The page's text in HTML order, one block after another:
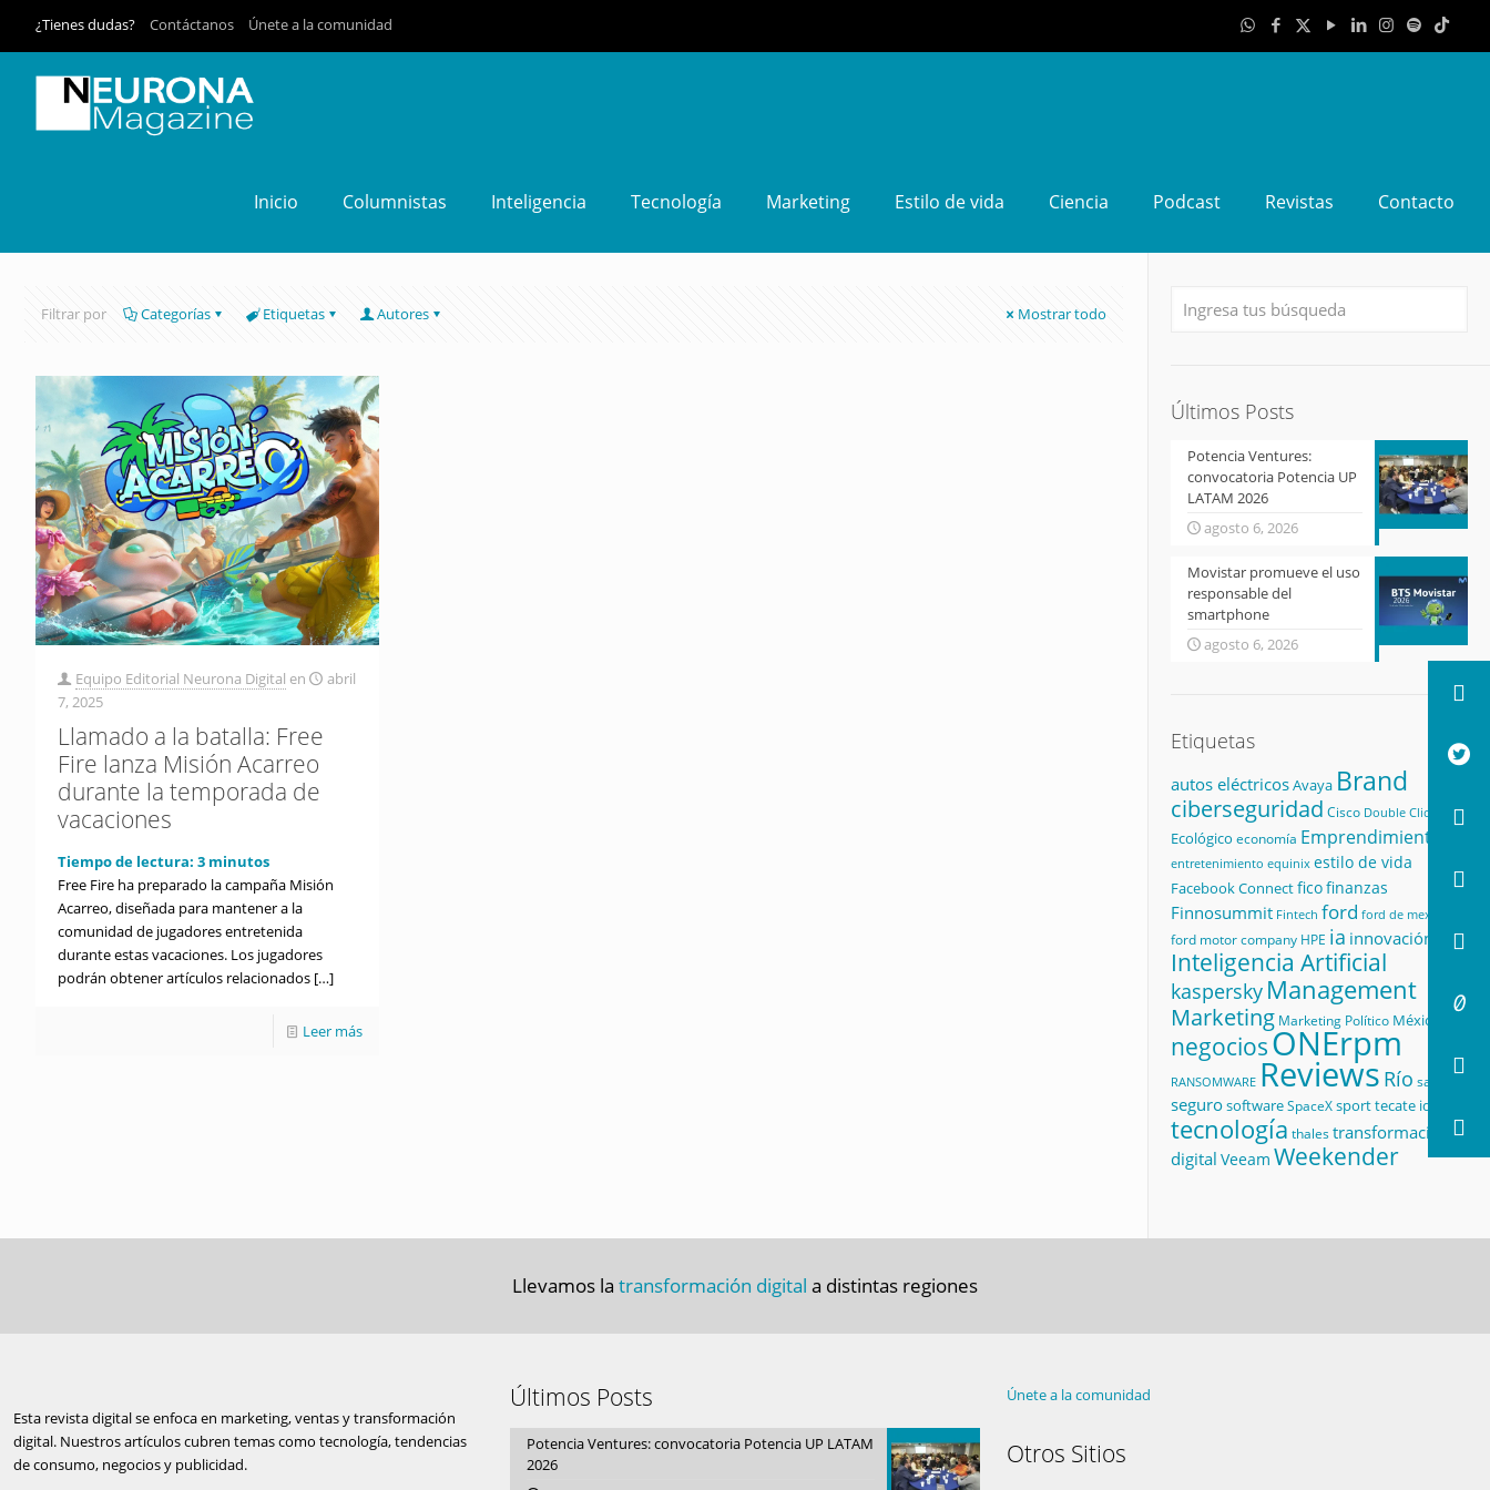
¿Tienes dudas? Contáctanos Únete a la comunidad
Inicio Columnistas Inteligencia Tecnología Marketing Estilo de vida Ciencia Podcast Revistas Contacto
Filtrar por Categorías Etiquetas Autores Mostrar todo
Equipo Editorial Neurona Digital en
abril
7, 2025
Llamado a la batalla: Free
Fire lanza Misión Acarreo
durante la temporada de
vacaciones
Tiempo de lectura: 3 minutos
Free Fire ha preparado la campaña Misión
Acarreo, diseñada para mantener a la
comunidad de jugadores entretenida
durante estas vacaciones. Los jugadores
podrán obtener artículos relacionados[…]
Leer más
Últimos Posts
Potencia Ventures:
convocatoria Potencia UP
LATAM 2026
agosto 6, 2026
Movistar promueve el uso
responsable del
smartphone
agosto 6, 2026
Etiquetas
autos eléctricosAvaya Brand
ciberseguridad Cisco Double Click
Ecológico economía Emprendimiento
entretenimiento equinix estilo de vida
Facebook Connectficofinanzas
Finnosummit Fintech ford ford de mexico
ford motor company HPE ia innovación
Inteligencia Artificial
kaspersky Management
Marketing Marketing Político México
negociosONErpm
RANSOMWARE Reviews Río salud
segurosoftwareSpaceXsporttecate id
tecnología thalestransformación
digital Veeam Weekender
Llevamos la transformación digital a distintas regiones
Esta revista digital se enfoca en marketing, ventas y transformación
digital. Nuestros artículos cubren temas como tecnología, tendencias
de consumo, negocios y publicidad.
Últimos Posts
Potencia Ventures: convocatoria Potencia UP LATAM
2026
Únete a la comunidad
Otros Sitios